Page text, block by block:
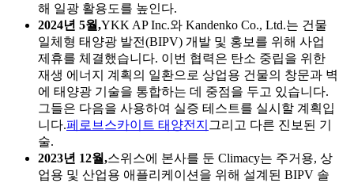
해 일광 활용도를 높인다.
2024년 5월,YKK AP Inc.와 Kandenko Co., Ltd.는 건물
일체형 태양광 발전(BIPV) 개발 및 홍보를 위해 사업
제휴를 체결했습니다. 이번 협력은 탄소 중립을 위한
재생 에너지 계획의 일환으로 상업용 건물의 창문과 벽
에 태양광 기술을 통합하는 데 중점을 두고 있습니다.
그들은 다음을 사용하여 실증 테스트를 실시할 계획입
니다.페로브스카이트 태양전지 그리고 다른 진보된 기
술.
2023년 12월,스위스에 본사를 둔 Climacy는 주거용, 상
업용 및 산업용 애플리케이션을 위해 설계된 BIPV 솔